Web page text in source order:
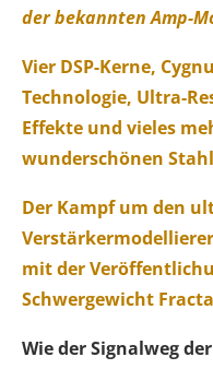
der bekannten Amp-
Vier DSP-Kerne,
Technologie, Ultra-
Effekte und vieles
wunderschönen
Der Kampf um den
mit der
Schwergewicht
Wie der Signalweg